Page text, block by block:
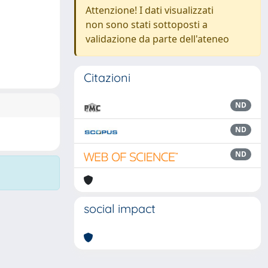
Attenzione! I dati visualizzati
non sono stati sottoposti a
validazione da parte dell'ateneo
Citazioni
ND
ND
ND
social impact